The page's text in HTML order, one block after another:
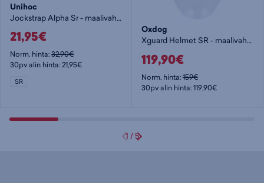
Unihoc
Jockstrap Alpha Sr - maalivahdin alasuoja
21,95€
Norm. hinta:32,90€
30pv alin hinta: 21,95€
SR
Oxdog
Xguard Helmet SR - maalivahdin maski
119,90€
Norm. hinta:159€
30pv alin hinta: 119,90€
1 /5